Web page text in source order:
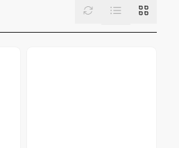
Reset Grid